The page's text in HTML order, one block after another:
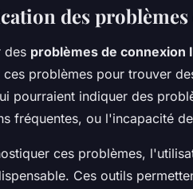
des
des problèmes de connexion
problèmes pour trouver
pourraient indiquer des
fréquentes, ou l'incapacité
ces problèmes,
Ces outils